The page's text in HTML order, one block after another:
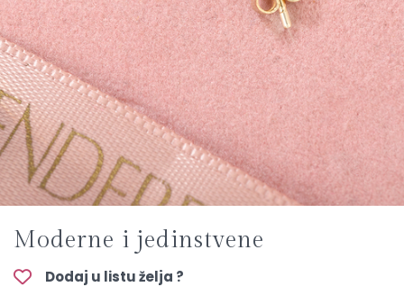
Moderne i jedinstvene
Dodaj u listu želja ?